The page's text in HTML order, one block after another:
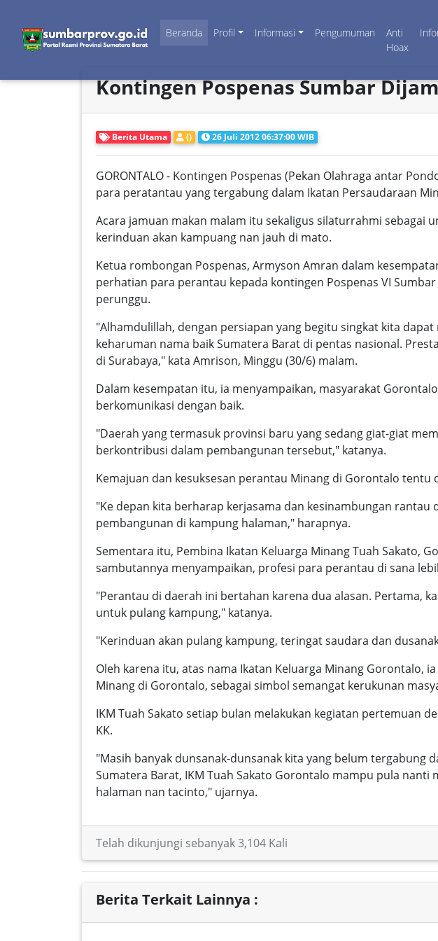
Beranda Profil Informasi Pengumuman
Anti
Hoax
Kontingen Pospenas Sumbar
Berita Utama () 26 Juli 2012 06:37:00 WIB
GORONTALO - Kontingen Pospenas (Pekan Olahraga antar
para peratantau yang tergabung dalam Ikatan Persaudaraan
Acara jamuan makan malam itu sekaligus silaturrahmi sebagai
kerinduan akan kampuang nan jauh di mato.
Ketua rombongan Pospenas, Armyson Amran dalam
perhatian para perantau kepada kontingen Pospenas VI
perunggu.
"Alhamdulillah, dengan persiapan yang begitu singkat kita
keharuman nama baik Sumatera Barat di pentas nasional.
di Surabaya," kata Amrison, Minggu (30/6) malam.
Dalam kesempatan itu, ia menyampaikan, masyarakat
berkomunikasi dengan baik.
"Daerah yang termasuk provinsi baru yang sedang giat-giat
berkontribusi dalam pembangunan tersebut," katanya.
Kemajuan dan kesuksesan perantau Minang di Gorontalo
"Ke depan kita berharap kerjasama dan kesinambungan
pembangunan di kampung halaman," harapnya.
Sementara itu, Pembina Ikatan Keluarga Minang Tuah Sakato,
sambutannya menyampaikan, profesi para perantau di sana
"Perantau di daerah ini bertahan karena dua alasan. Pertama,
untuk pulang kampung," katanya.
"Kerinduan akan pulang kampung, teringat saudara dan
Oleh karena itu, atas nama Ikatan Keluarga Minang
Minang di Gorontalo, sebagai simbol semangat kerukunan
IKM Tuah Sakato setiap bulan melakukan kegiatan pertemuan
KK.
"Masih banyak dunsanak-dunsanak kita yang belum tergabung
Sumatera Barat, IKM Tuah Sakato Gorontalo mampu pula
halaman nan tacinto," ujarnya.
Telah dikunjungi sebanyak 3,104 Kali
Berita Terkait Lainnya :